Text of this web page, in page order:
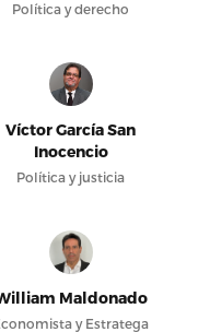
Política y derecho
Víctor García San
Inocencio
Política y justicia
Maldonado
y Estratega